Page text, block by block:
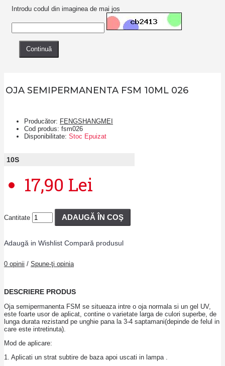
Introdu codul din imaginea de mai jos
Continuă
OJA SEMIPERMANENTA FSM 10ML 026
Producător: FENGSHANGMEI
Cod produs: fsm026
Disponibilitate: Stoc Epuizat
10S
17,90 Lei
Cantitate ADAUGĂ ÎN COŞ
Adaugă in Wishlist Compară produsul
0 opinii / Spune-ţi opinia
DESCRIERE PRODUS
Oja semipermanenta FSM se situeaza intre o oja normala si un gel UV,
este foarte usor de aplicat, contine o varietate larga de culori superbe, de
lunga durata rezistand pe unghie pana la 3-4 saptamani(depinde de felul in
care este intretinuta).
Mod de aplicare:
1. Aplicati un strat subtire de baza apoi uscati in lampa .